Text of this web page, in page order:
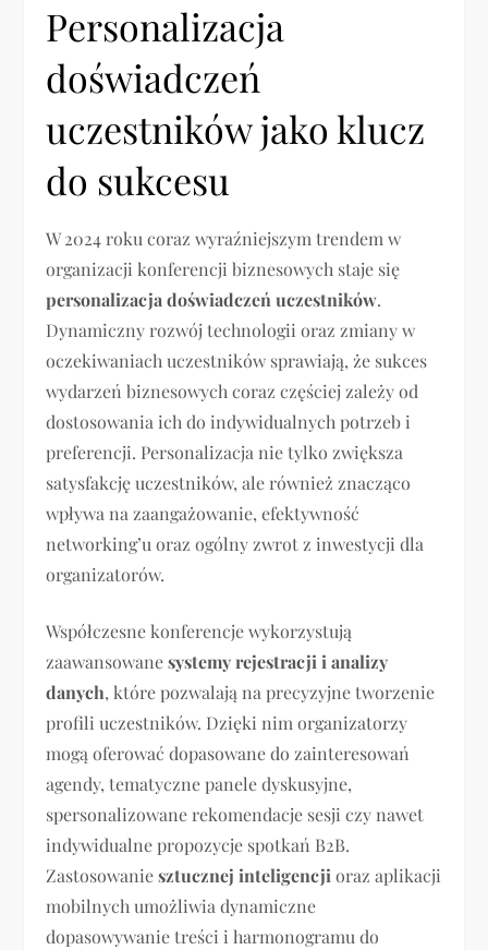
Personalizacja
doświadczeń
uczestników jako klucz
do sukcesu
W 2024 roku coraz wyraźniejszym trendem w
organizacji konferencji biznesowych staje się
personalizacja doświadczeń uczestników.
Dynamiczny rozwój technologii oraz zmiany w
oczekiwaniach uczestników sprawiają, że sukces
wydarzeń biznesowych coraz częściej zależy od
dostosowania ich do indywidualnych potrzeb i
preferencji. Personalizacja nie tylko zwiększa
satysfakcję uczestników, ale również znacząco
wpływa na zaangażowanie, efektywność
networking’u oraz ogólny zwrot z inwestycji dla
organizatorów.
Współczesne konferencje wykorzystują
zaawansowanesystemy rejestracji i analizy
danych, które pozwalają na precyzyjne tworzenie
profili uczestników. Dzięki nim organizatorzy
mogą oferować dopasowane do zainteresowań
agendy, tematyczne panele dyskusyjne,
spersonalizowane rekomendacje sesji czy nawet
indywidualne propozycje spotkań B2B.
Zastosowaniesztucznej inteligencji oraz aplikacji
mobilnych umożliwia dynamiczne
dopasowywanie treści i harmonogramu do